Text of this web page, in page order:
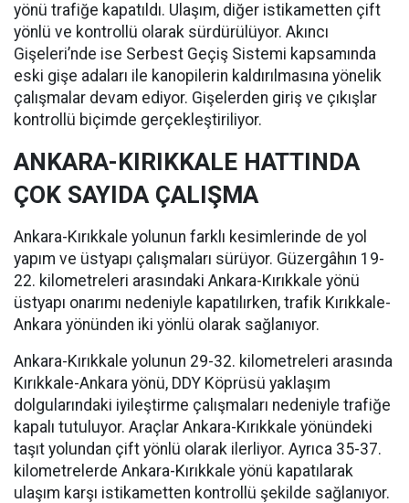
yönü trafiğe kapatıldı. Ulaşım, diğer istikametten çift
yönlü ve kontrollü olarak sürdürülüyor. Akıncı
Gişeleri’nde ise Serbest Geçiş Sistemi kapsamında
eski gişe adaları ile kanopilerin kaldırılmasına yönelik
çalışmalar devam ediyor. Gişelerden giriş ve çıkışlar
kontrollü biçimde gerçekleştiriliyor.
ANKARA-KIRIKKALE HATTINDA
ÇOK SAYIDA ÇALIŞMA
Ankara-Kırıkkale yolunun farklı kesimlerinde de yol
yapım ve üstyapı çalışmaları sürüyor. Güzergâhın 19-
22. kilometreleri arasındaki Ankara-Kırıkkale yönü
üstyapı onarımı nedeniyle kapatılırken, trafik Kırıkkale-
Ankara yönünden iki yönlü olarak sağlanıyor.
Ankara-Kırıkkale yolunun 29-32. kilometreleri arasında
Kırıkkale-Ankara yönü, DDY Köprüsü yaklaşım
dolgularındaki iyileştirme çalışmaları nedeniyle trafiğe
kapalı tutuluyor. Araçlar Ankara-Kırıkkale yönündeki
taşıt yolundan çift yönlü olarak ilerliyor. Ayrıca 35-37.
kilometrelerde Ankara-Kırıkkale yönü kapatılarak
ulaşım karşı istikametten kontrollü şekilde sağlanıyor.